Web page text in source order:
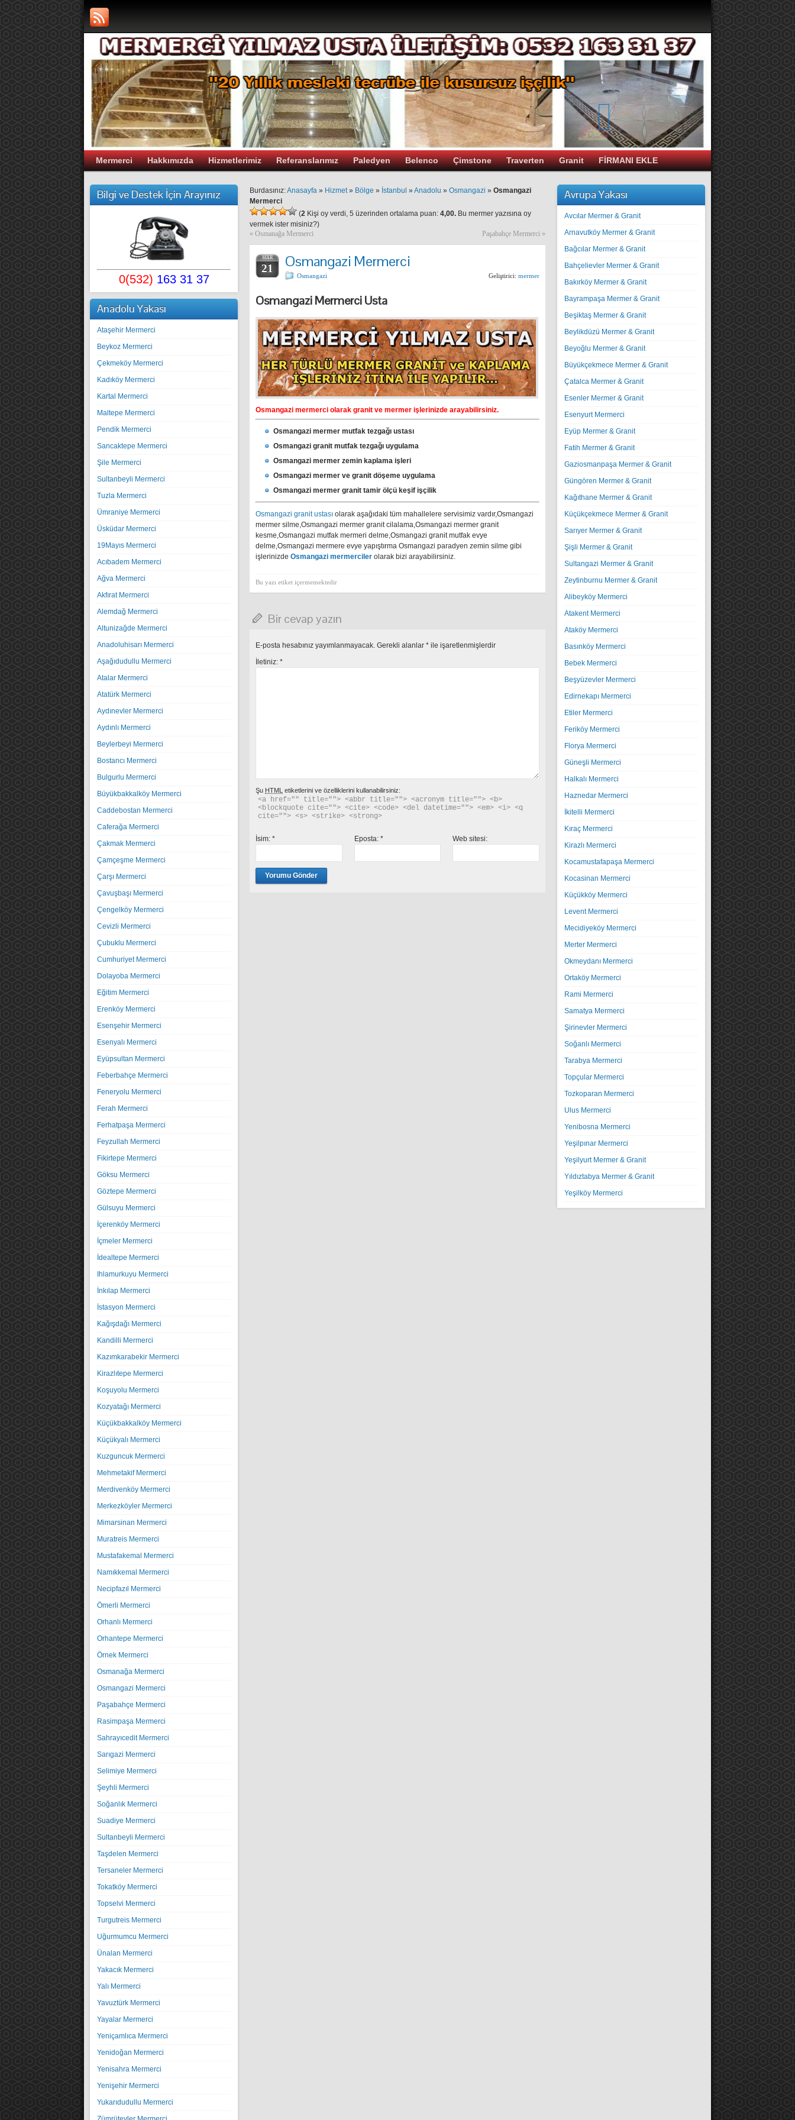
Mermerci Hakkımızda Hizmetlerimiz Referanslarımız Paledyen Belenco Çimstone Traverten Granit FİRMANI EKLE
Bilgi ve Destek İçin Arayınız
0(532) 163 31 37
Anadolu Yakası
Ataşehir Mermerci
Beykoz Mermerci
Çekmeköy Mermerci
Kadıköy Mermerci
Kartal Mermerci
Maltepe Mermerci
Pendik Mermerci
Sancaktepe Mermerci
Şile Mermerci
Sultanbeyli Mermerci
Tuzla Mermerci
Ümraniye Mermerci
Üsküdar Mermerci
19Mayıs Mermerci
Acıbadem Mermerci
Ağva Mermerci
Akfırat Mermerci
Alemdağ Mermerci
Altunizağde Mermerci
Anadoluhisarı Mermerci
Aşağıdudullu Mermerci
Atalar Mermerci
Atatürk Mermerci
Aydınevler Mermerci
Aydınlı Mermerci
Beylerbeyi Mermerci
Bostancı Mermerci
Bulgurlu Mermerci
Büyükbakkalköy Mermerci
Caddebostan Mermerci
Caferağa Mermerci
Çakmak Mermerci
Çamçeşme Mermerci
Çarşı Mermerci
Çavuşbaşı Mermerci
Çengelköy Mermerci
Cevizli Mermerci
Çubuklu Mermerci
Cumhuriyet Mermerci
Dolayoba Mermerci
Eğitim Mermerci
Erenköy Mermerci
Esenşehir Mermerci
Esenyalı Mermerci
Eyüpsultan Mermerci
Feberbahçe Mermerci
Feneryolu Mermerci
Ferah Mermerci
Ferhatpaşa Mermerci
Feyzullah Mermerci
Fikirtepe Mermerci
Göksu Mermerci
Göztepe Mermerci
Gülsuyu Mermerci
İçerenköy Mermerci
İçmeler Mermerci
İdealtepe Mermerci
Ihlamurkuyu Mermerci
İnkılap Mermerci
İstasyon Mermerci
Kağışdağı Mermerci
Kandilli Mermerci
Kazımkarabekir Mermerci
Kirazlıtepe Mermerci
Koşuyolu Mermerci
Kozyatağı Mermerci
Küçükbakkalköy Mermerci
Küçükyalı Mermerci
Kuzguncuk Mermerci
Mehmetakif Mermerci
Merdivenköy Mermerci
Merkezköyler Mermerci
Mimarsinan Mermerci
Muratreis Mermerci
Mustafakemal Mermerci
Namıkkemal Mermerci
Necipfazıl Mermerci
Ömerli Mermerci
Orhanlı Mermerci
Orhantepe Mermerci
Örnek Mermerci
Osmanağa Mermerci
Osmangazi Mermerci
Paşabahçe Mermerci
Rasimpaşa Mermerci
Sahrayıcedit Mermerci
Sarıgazi Mermerci
Selimiye Mermerci
Şeyhli Mermerci
Soğanlık Mermerci
Suadiye Mermerci
Sultanbeyli Mermerci
Taşdelen Mermerci
Tersaneler Mermerci
Tokatköy Mermerci
Topselvi Mermerci
Turgutreis Mermerci
Uğurmumcu Mermerci
Ünalan Mermerci
Yakacık Mermerci
Yalı Mermerci
Yavuztürk Mermerci
Yayalar Mermerci
Yeniçamlıca Mermerci
Yenidoğan Mermerci
Yenisahra Mermerci
Yenişehir Mermerci
Yukarıdudullu Mermerci
Burdasınız:Anasayfa » Hizmet» Bölge » İstanbul » Anadolu » Osmangazi » Osmangazi
Mermerci
(2 Kişi oy verdi, 5 üzerinden ortalama puan: 4,00. Bu mermer yazısına oy
vermek ister misiniz?)
« Osmanağa Mermerci Paşabahçe Mermerci »
MAR
21 Osmangazi Mermerci
Osmangazi Geliştirici: mermer
Osmangazi Mermerci Usta
Osmangazi mermerci olarak granit ve mermer işlerinizde arayabilirsiniz.
Osmangazi mermer mutfak tezgağı ustası
Osmangazi granit mutfak tezgağı uygulama
Osmangazi mermer zemin kaplama işleri
Osmangazi mermer ve granit döşeme uygulama
Osmangazi mermer granit tamir ölçü keşif işçilik
Osmangazi granit ustası olarak aşağıdaki tüm mahallelere servisimiz vardır,Osmangazi
mermer silme,Osmangazi mermer granit cilalama,Osmangazi mermer granit
kesme,Osmangazi mutfak mermeri delme,Osmangazi granit mutfak evye
delme,Osmangazi mermere evye yapıştırma Osmangazi paradyen zemin silme gibi
işlerinizde Osmangazi mermerciler olarak bizi arayabilirsiniz.
Bu yazı etiket içermemektedir
Bir cevap yazın
E-posta hesabınız yayımlanmayacak. Gerekli alanlar * ile işaretlenmişlerdir
İletiniz: *
Şu HTML etiketlerini ve özelliklerini kullanabilirsiniz:
<a href="" title=""> <abbr title=""> <acronym title=""> <b>
<blockquote cite=""> <cite> <code> <del datetime=""> <em> <i> <q
cite=""> <s> <strike> <strong>
İsim: * Eposta: * Web sitesi:
Avrupa Yakası
Avcılar Mermer & Granit
Arnavutköy Mermer & Granit
Bağcılar Mermer & Granit
Bahçelievler Mermer & Granit
Bakırköy Mermer & Granit
Bayrampaşa Mermer & Granit
Beşiktaş Mermer & Granit
Beylikdüzü Mermer & Granit
Beyoğlu Mermer & Granit
Büyükçekmece Mermer & Granit
Çatalca Mermer & Granit
Esenler Mermer & Granit
Esenyurt Mermerci
Eyüp Mermer & Granit
Fatih Mermer & Granit
Gaziosmanpaşa Mermer & Granit
Güngören Mermer & Granit
Kağıthane Mermer & Granit
Küçükçekmece Mermer & Granit
Sarıyer Mermer & Granit
Şişli Mermer & Granit
Sultangazi Mermer & Granit
Zeytinburnu Mermer & Granit
Alibeyköy Mermerci
Atakent Mermerci
Ataköy Mermerci
Basınköy Mermerci
Bebek Mermerci
Beşyüzevler Mermerci
Edirnekapı Mermerci
Etiler Mermerci
Feriköy Mermerci
Florya Mermerci
Güneşli Mermerci
Halkalı Mermerci
Haznedar Mermerci
İkitelli Mermerci
Kıraç Mermerci
Kirazlı Mermerci
Kocamustafapaşa Mermerci
Kocasinan Mermerci
Küçükköy Mermerci
Levent Mermerci
Mecidiyeköy Mermerci
Merter Mermerci
Okmeydanı Mermerci
Ortaköy Mermerci
Rami Mermerci
Samatya Mermerci
Şirinevler Mermerci
Soğanlı Mermerci
Tarabya Mermerci
Topçular Mermerci
Tozkoparan Mermerci
Ulus Mermerci
Yenibosna Mermerci
Yeşilpınar Mermerci
Yeşilyurt Mermer & Granit
Yıldıztabya Mermer & Granit
Yeşilköy Mermerci